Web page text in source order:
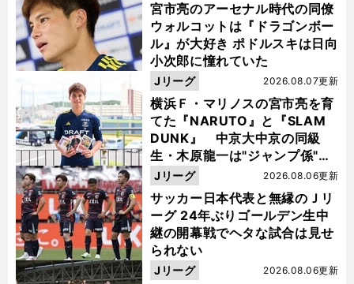
宮市亮のアーセナル時代の同僚
ウォルコットは『ドラゴンボー
ル』が大好き ポドルスキは日向
小次郎に憧れていた
横浜Ｆ・マリノスの宮市亮を育
てた『NARUTO』と『SLAM
DUNK』 中京大中京の同級
生・木原龍一は"ジャンプ係"だ
った
2026.08.07更新
Jリーグ
サッカー日本代表と無縁のＪリ
ーグ 24年ぶりゴールデン生中
継の開幕戦でヘタな試合は見せ
られない
2026.08.06更新
Jリーグ
2026.08.06更新
Jリーグ